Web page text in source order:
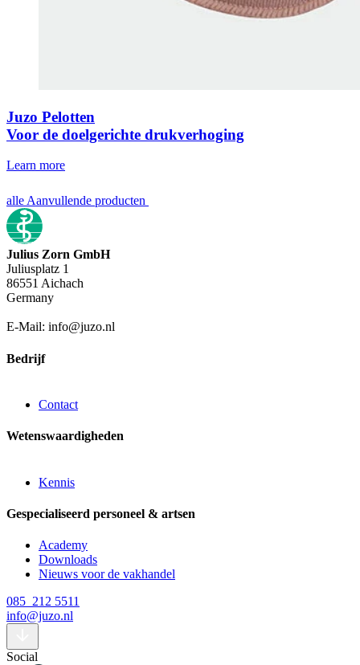
Juzo Pelotten
Voor de doelgerichte drukverhoging
Learn more
alle Aanvullende producten
Julius Zorn GmbH
Juliusplatz 1
86551 Aichach
Germany
E-Mail: info@juzo.nl
Bedrijf
Contact
Wetenswaardigheden
Kennis
Gespecialiseerd personeel & artsen
Academy
Downloads
Nieuws voor de vakhandel
085 212 5511
info@juzo.nl
Social